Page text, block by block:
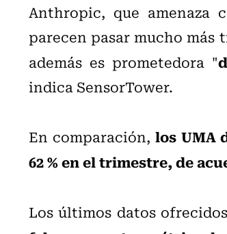
Anthropic, que amenaza
parecen pasar mucho más
además es prometedora "
indica SensorTower.
En comparación, los UMA
62 % en el trimestre, de
Los últimos datos